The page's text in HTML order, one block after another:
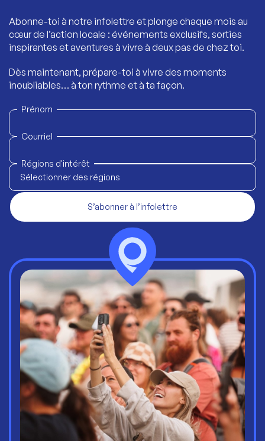
Abonne-toi à notre infolettre et plonge chaque mois au
cœur de l’action locale : événements exclusifs, sorties
inspirantes et aventures à vivre à deux pas de chez toi.
Dès maintenant, prépare-toi à vivre des moments
inoubliables… à ton rythme et à ta façon.
Prénom
Courriel
Régions d'intérêt
Sélectionner des régions
S’abonner à l’infolettre